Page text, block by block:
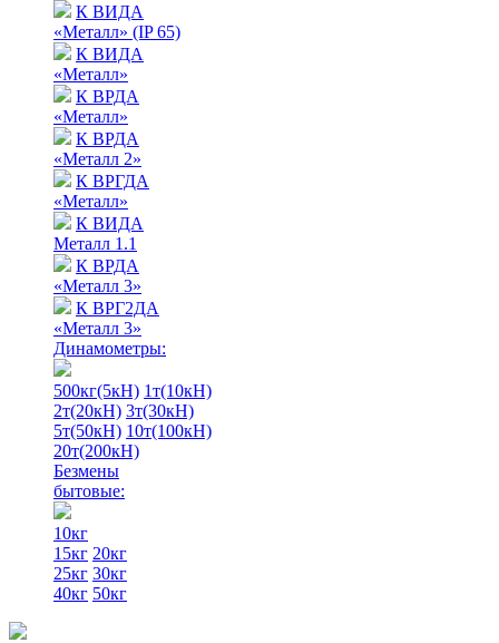
К ВИДА
«Металл» (IP 65)
К ВИДА
«Металл»
К ВРДА
«Металл»
К ВРДА
«Металл 2»
К ВРГДА
«Металл»
К ВИДА
Металл 1.1
К ВРДА
«Металл 3»
К ВРГ2ДА
«Металл 3»
Динамометры:
500кг(5кН) 1т(10кН)
2т(20кН) 3т(30кН)
5т(50кН) 10т(100кН)
20т(200кН)
Безмены
бытовые:
10кг
15кг 20кг
25кг 30кг
40кг 50кг